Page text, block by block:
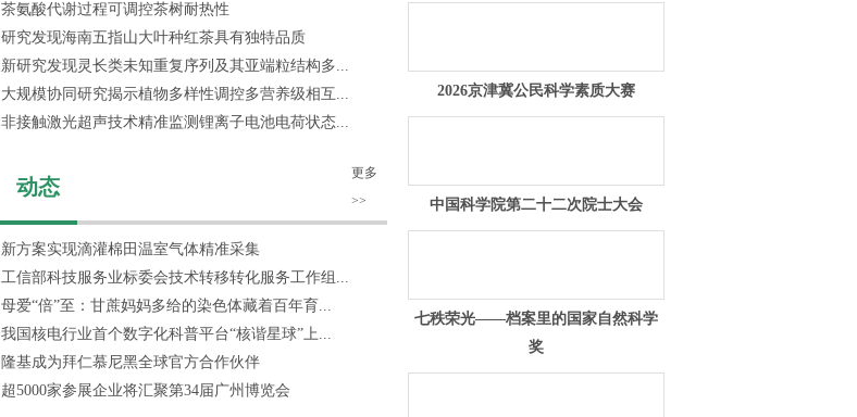
茶氨酸代谢过程可调控茶树耐热性
研究发现海南五指山大叶种红茶具有独特品质
新研究发现灵长类未知重复序列及其亚端粒结构多...
大规模协同研究揭示植物多样性调控多营养级相互...
非接触激光超声技术精准监测锂离子电池电荷状态...
动态
更多
>>
新方案实现滴灌棉田温室气体精准采集
工信部科技服务业标委会技术转移转化服务工作组...
母爱“倍”至：甘蔗妈妈多给的染色体藏着百年育...
我国核电行业首个数字化科普平台“核谐星球”上...
隆基成为拜仁慕尼黑全球官方合作伙伴
超5000家参展企业将汇聚第34届广州博览会
2026京津冀公民科学素质大赛
中国科学院第二十二次院士大会
七秩荣光——档案里的国家自然科学
奖